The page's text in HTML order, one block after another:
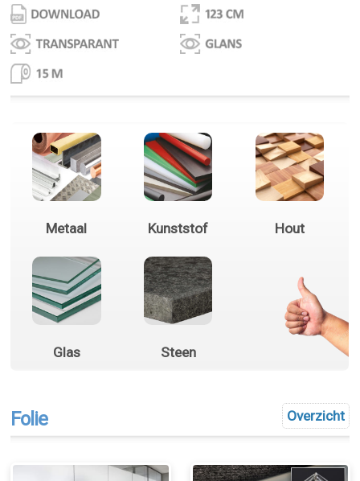
Metaal Kunststof Hout
Glas Steen
Overzicht
Folie